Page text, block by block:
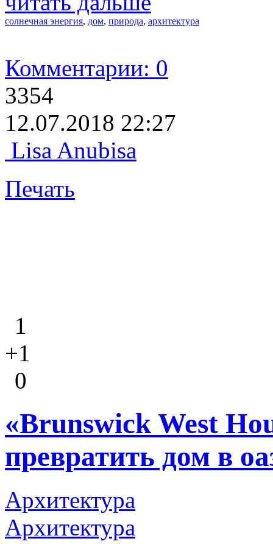
солнечная энергия, дом, природа, архитектура
Комментарии: 0
3354
12.07.2018 22:27
Lisa Anubisa
Печать
1
+1
0
«Brunswick West
превратить дом в
Архитектура
Архитектура